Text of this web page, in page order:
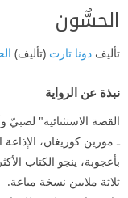
الحسٌّون
تأليف دونا تارت (تأليف)
نبذة عن الرواية
القصة الاستثنائية"
ـ مورين كوريغان، الإذاعة
بأعجوبة، ينجو الكتاب
ثلاثة ملايين نسخة مباعة.